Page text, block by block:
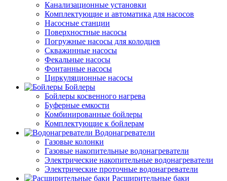
Канализационные установки
Комплектующие и автоматика для насосов
Насосные станции
Поверхностные насосы
Погружные насосы для колодцев
Скважинные насосы
Фекальные насосы
Фонтанные насосы
Циркуляционные насосы
Бойлеры
Бойлеры косвенного нагрева
Буферные емкости
Комбинированные бойлеры
Комплектующие к бойлерам
Водонагреватели
Газовые колонки
Газовые накопительные водонагреватели
Электрические накопительные водонагреватели
Электрические проточные водонагреватели
Расширительные баки